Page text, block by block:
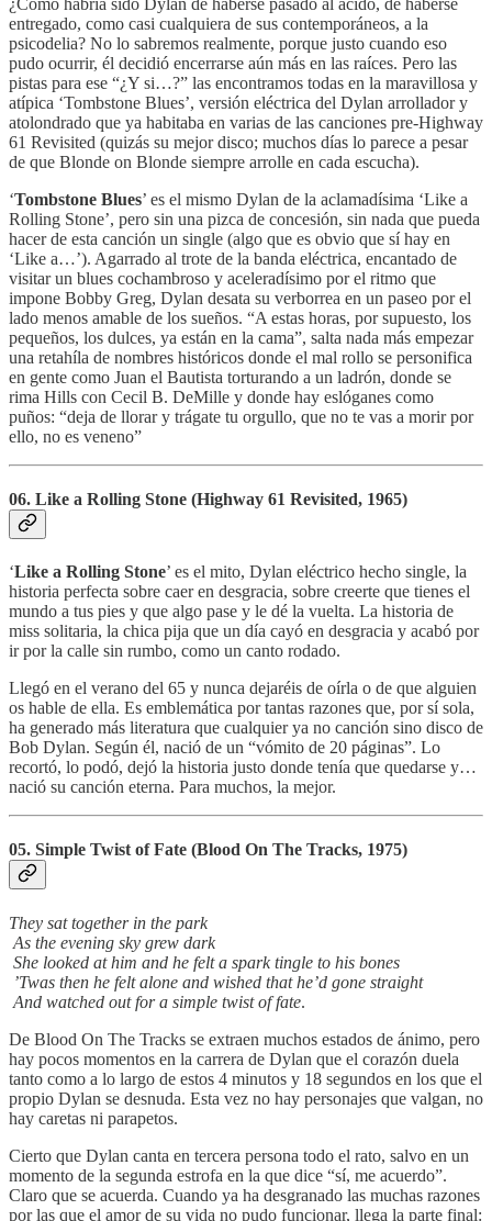
entregado, como casi cualquiera de sus contemporáneos, a la
psicodelia? No lo sabremos realmente, porque justo cuando eso
pudo ocurrir, él decidió encerrarse aún más en las raíces. Pero las
pistas para ese “¿Y si…?” las encontramos todas en la maravillosa y
atípica ‘Tombstone Blues’, versión eléctrica del Dylan arrollador y
atolondrado que ya habitaba en varias de las canciones pre-Highway
61 Revisited (quizás su mejor disco; muchos días lo parece a pesar
de que Blonde on Blonde siempre arrolle en cada escucha).
‘Tombstone Blues’ es el mismo Dylan de la aclamadísima ‘Like a
Rolling Stone’, pero sin una pizca de concesión, sin nada que pueda
hacer de esta canción un single (algo que es obvio que sí hay en
‘Like a…’). Agarrado al trote de la banda eléctrica, encantado de
visitar un blues cochambroso y aceleradísimo por el ritmo que
impone Bobby Greg, Dylan desata su verborrea en un paseo por el
lado menos amable de los sueños. “A estas horas, por supuesto, los
pequeños, los dulces, ya están en la cama”, salta nada más empezar
una retahíla de nombres históricos donde el mal rollo se personifica
en gente como Juan el Bautista torturando a un ladrón, donde se
rima Hills con Cecil B. DeMille y donde hay eslóganes como
puños: “deja de llorar y trágate tu orgullo, que no te vas a morir por
ello, no es veneno”
06. Like a Rolling Stone (Highway 61 Revisited, 1965)
‘Like a Rolling Stone’ es el mito, Dylan eléctrico hecho single, la
historia perfecta sobre caer en desgracia, sobre creerte que tienes el
mundo a tus pies y que algo pase y le dé la vuelta. La historia de
miss solitaria, la chica pija que un día cayó en desgracia y acabó por
ir por la calle sin rumbo, como un canto rodado.
Llegó en el verano del 65 y nunca dejaréis de oírla o de que alguien
os hable de ella. Es emblemática por tantas razones que, por sí sola,
ha generado más literatura que cualquier ya no canción sino disco de
Bob Dylan. Según él, nació de un “vómito de 20 páginas”. Lo
recortó, lo podó, dejó la historia justo donde tenía que quedarse y…
nació su canción eterna. Para muchos, la mejor.
05. Simple Twist of Fate (Blood On The Tracks, 1975)
They sat together in the park
As the evening sky grew dark
She looked at him and he felt a spark tingle to his bones
’Twas then he felt alone and wished that he’d gone straight
And watched out for a simple twist of fate.
De Blood On The Tracks se extraen muchos estados de ánimo, pero
hay pocos momentos en la carrera de Dylan que el corazón duela
tanto como a lo largo de estos 4 minutos y 18 segundos en los que el
propio Dylan se desnuda. Esta vez no hay personajes que valgan, no
hay caretas ni parapetos.
Cierto que Dylan canta en tercera persona todo el rato, salvo en un
momento de la segunda estrofa en la que dice “sí, me acuerdo”.
Claro que se acuerda. Cuando ya ha desgranado las muchas razones
por las que el amor de su vida no pudo funcionar, llega la parte final: